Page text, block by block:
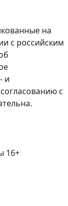
на
с российским
и
с
16+